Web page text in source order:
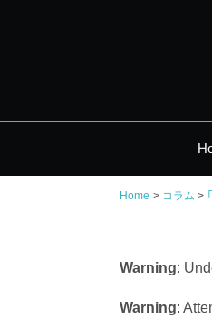
Home コラム
Warning:
Warning: